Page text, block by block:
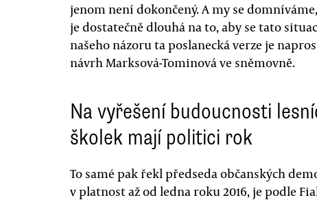
jenom není dokončený. A my se
je dostatečně dlouhá na to, aby se tato
našeho názoru ta poslanecká verze je
návrh Marksová-Tominová ve sněmovně.
Na vyřešení budoucnosti
školek mají politici rok
To samé pak řekl předseda občanských
v platnost až od ledna roku 2016, je podle